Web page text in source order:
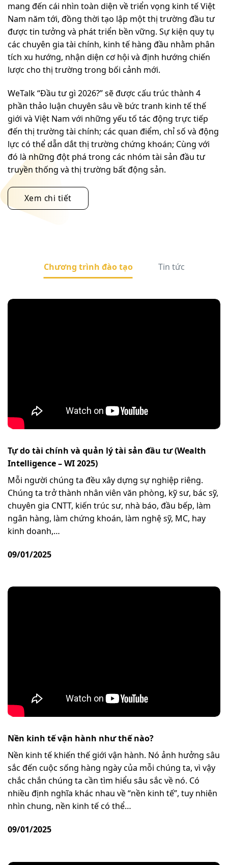
mang đến cái nhìn toàn diện về triển vọng kinh tế Việt
Nam năm tới, đồng thời tạo lập một thị trường đầu tư
được tin tưởng và phát triển bền vững. Sự kiện quy tụ
các chuyên gia tài chính, kinh tế hàng đầu nhằm phân
tích xu hướng, nhận diện cơ hội và định hướng chiến
lược cho thị trường trong bối cảnh mới.
WeTalk “Đầu tư gì 2026?” sẽ được cấu trúc thành 4
phần thảo luận chuyên sâu về bức tranh kinh tế thế
giới và Việt Nam với những yếu tố tác động trực tiếp
đến thị trường tài chính; các quan điểm, chỉ số và động
lực có thể dẫn dắt thị trường chứng khoán; Cùng với
đó là những đột phá trong các nhóm tài sản đầu tư
truyền thống và thị trường bất động sản.
Xem chi tiết
Chương trình đào tạo Tin tức
Tự do tài chính và quản lý tài sản đầu tư (Wealth
Intelligence – WI 2025)
Mỗi người chúng ta đều xây dựng sự nghiệp riêng.
Chúng ta trở thành nhân viên văn phòng, kỹ sư, bác sỹ,
chuyên gia CNTT, kiến trúc sư, nhà báo, đầu bếp, làm
ngân hàng, làm chứng khoán, làm nghệ sỹ, MC, hay
kinh doanh,…
09/01/2025
Nền kinh tế vận hành như thế nào?
Nền kinh tế khiến thế giới vận hành. Nó ảnh hưởng sâu
sắc đến cuộc sống hàng ngày của mỗi chúng ta, vì vậy
chắc chắn chúng ta cần tìm hiểu sâu sắc về nó. Có
nhiều định nghĩa khác nhau về “nền kinh tế”, tuy nhiên
nhìn chung, nền kinh tế có thể…
09/01/2025